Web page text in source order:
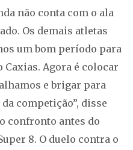
não conta com o ala
Os demais atletas
um bom período para
Agora é colocar
e brigar para
competição”, disse
confronto antes do
8. O duelo contra o